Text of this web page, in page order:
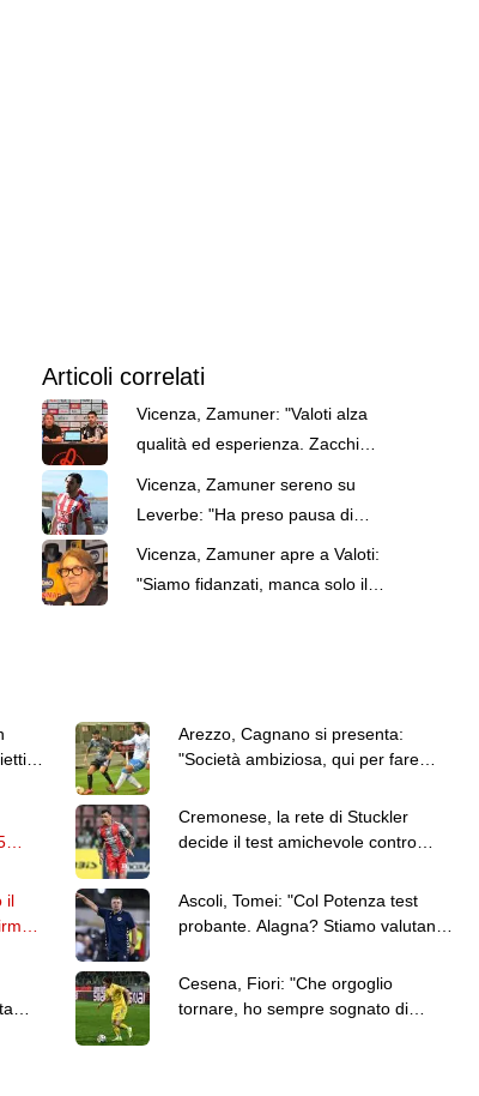
Articoli correlati
Vicenza, Zamuner: "Valoti alza
qualità ed esperienza. Zacchi
Vicenza, Zamuner sereno su
Leverbe: "Ha preso pausa di
riflessione". Ma c'è l'infortunio di
Tsadjout
Vicenza, Zamuner apre a Valoti:
"Siamo fidanzati, manca solo il
Arezzo, Cagnano si presenta:
"Società ambiziosa, qui per fare
Cremonese, la rete di Stuckler
decide il test amichevole contro
il
Ascoli, Tomei: "Col Potenza test
probante. Alagna? Stiamo valutando
Cesena, Fiori: "Che orgoglio
tornare, ho sempre sognato di